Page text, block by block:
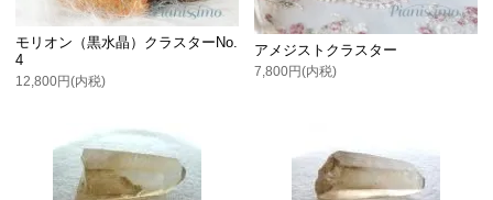
モリオン（黒水晶）クラスターNo.
4
12,800円(内税)
アメジストクラスター
7,800円(内税)